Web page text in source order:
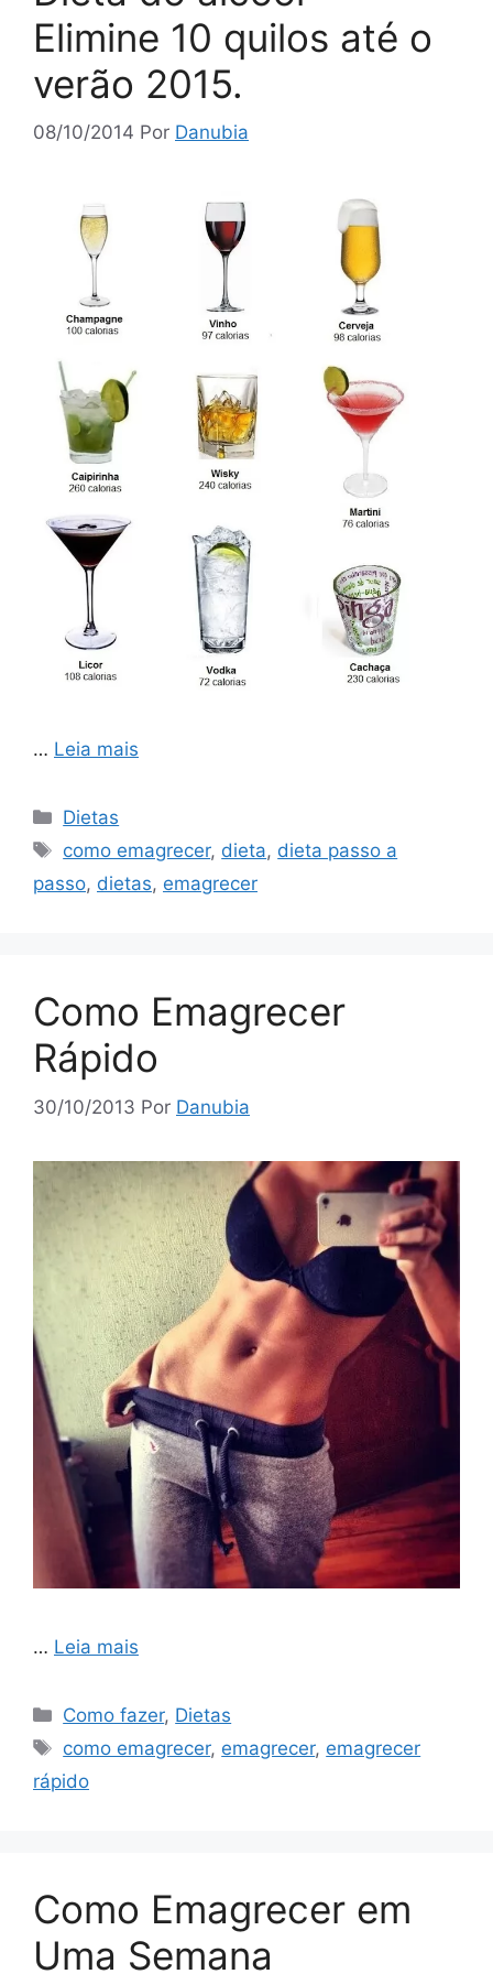
Elimine 10 quilos até o
verão 2015.
08/10/2014 Por Danubia
… Leia mais
Categorias
Dietas
Tags
como emagrecer, dieta, dieta passo a
passo, dietas, emagrecer
Como Emagrecer
Rápido
30/10/2013 Por Danubia
… Leia mais
Categorias
Como fazer, Dietas
Tags
como emagrecer, emagrecer, emagrecer
rápido
Como Emagrecer em
Uma Semana